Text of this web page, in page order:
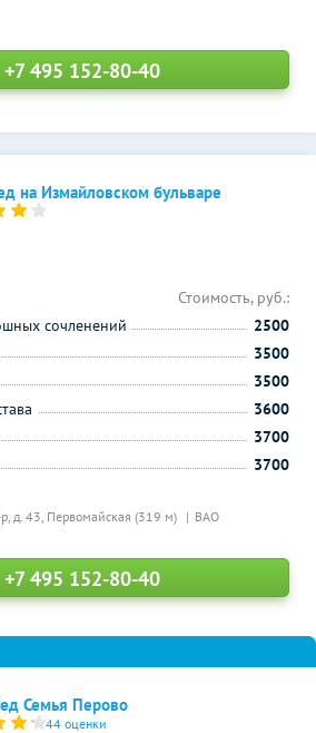
+7 495 152-80-40
на Измайловском бульваре
д. 43, Первомайская (319 м) ВАО
Стоимость, руб.:
сочленений
2500
3500
3500
3600
3700
3700
+7 495 152-80-40
Семья Перово
44 оценки